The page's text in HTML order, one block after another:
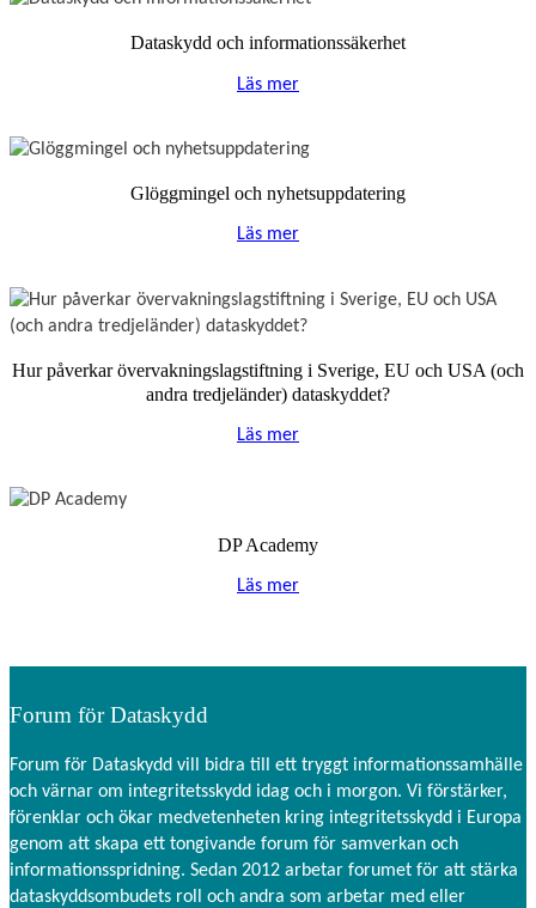
Dataskydd och informationssäkerhet
Läs mer
Glöggmingel och nyhetsuppdatering
Läs mer
Hur påverkar övervakningslagstiftning i Sverige, EU och USA (och
andra tredjeländer) dataskyddet?
Läs mer
DP Academy
Läs mer
Forum för Dataskydd
Forum för Dataskydd vill bidra till ett tryggt informationssamhälle
och värnar om integritetsskydd idag och i morgon. Vi förstärker,
förenklar och ökar medvetenheten kring integritetsskydd i Europa
genom att skapa ett tongivande forum för samverkan och
informationsspridning. Sedan 2012 arbetar forumet för att stärka
dataskyddsombudets roll och andra som arbetar med eller